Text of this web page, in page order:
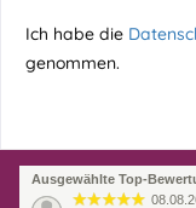
Ich habe die
genommen.
Ausgewählte Top-